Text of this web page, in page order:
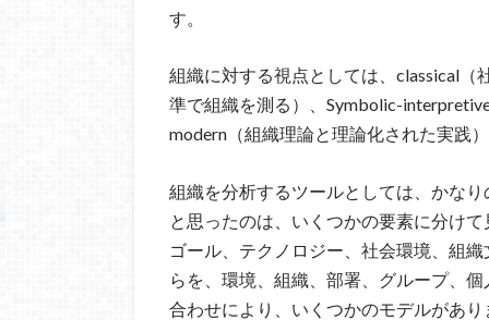
す。
組織に対する視点としては、classical
準で組織を測る）、Symbolic-
modern（組織理論と理論化された実践
組織を分析するツールとしては、かな
と思ったのは、いくつかの要素に分け
ゴール、テクノロジー、社会環境、組
らを、環境、組織、部署、グループ、
合わせにより、いくつかのモデルがあり